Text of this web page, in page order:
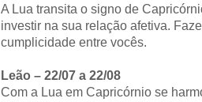
A Lua transita o signo de
investir na sua relação afetiva.
cumplicidade entre vocês.
Leão – 22/07 a 22/08
Com a Lua em Capricórnio se